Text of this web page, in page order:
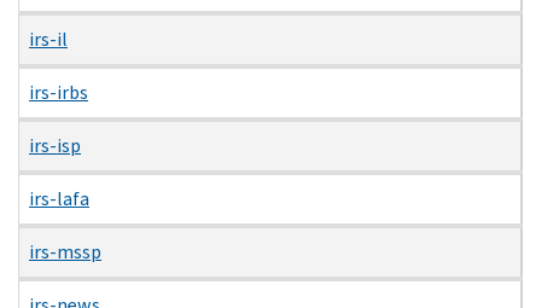
irs-il
irs-irbs
irs-isp
irs-lafa
irs-mssp